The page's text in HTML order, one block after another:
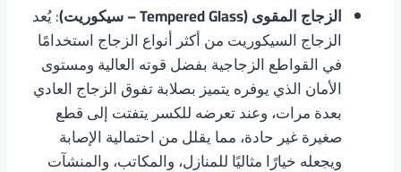
الزجاج المقوى (Tempered Glass – سيكوريت)
: يُعد
الزجاج السيكوريت من أكثر أنواع الزجاج استخدامًا
في القواطع الزجاجية بفضل قوته العالية ومستوى
الأمان الذي يوفره يتميز بصلابة تفوق الزجاج العادي
بعدة مرات، وعند تعرضه للكسر يتفتت إلى قطع
صغيرة غير حادة، مما يقلل من احتمالية الإصابة
ويجعله خيارًا مثاليًا للمنازل، والمكاتب، والمنشآت